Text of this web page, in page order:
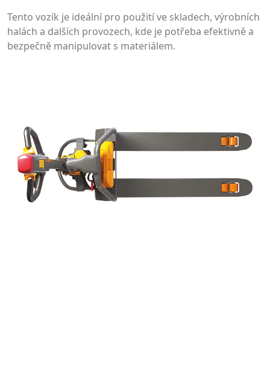
Tento vozík je ideální pro použití ve skladech, výrobních
halách a dalších provozech, kde je potřeba efektivně a
bezpečně manipulovat s materiálem.